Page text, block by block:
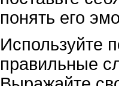
понять его
Используйте
правильные